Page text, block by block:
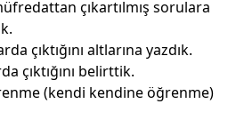
çıkartılmış sorulara
çıktığını altlarına yazdık.
çıktığını belirttik.
(kendi kendine öğrenme)